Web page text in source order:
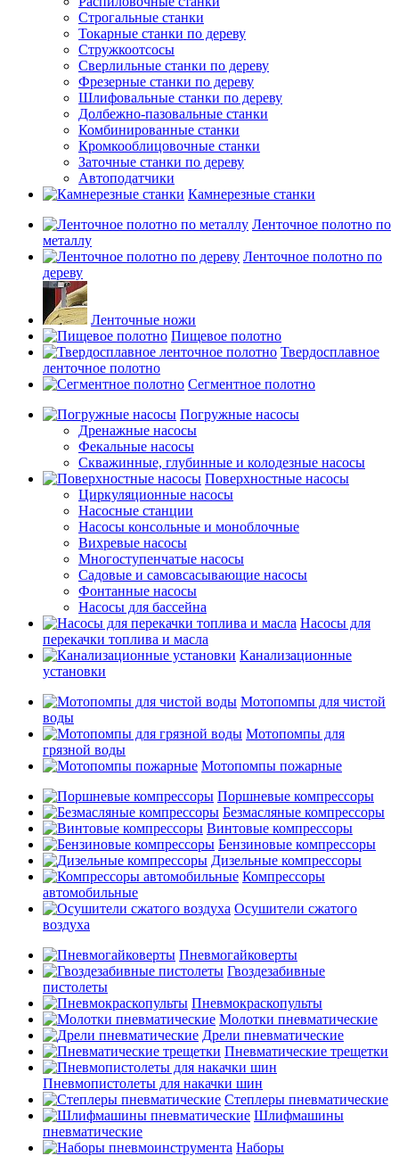
Строгальные станки
Токарные станки по дереву
Стружкоотсосы
Сверлильные станки по дереву
Фрезерные станки по дереву
Шлифовальные станки по дереву
Долбежно-пазовальные станки
Комбинированные станки
Кромкооблицовочные станки
Заточные станки по дереву
Автоподатчики
Камнерезные станки
Ленточное полотно по
металлу
Ленточное полотно по
дереву
Ленточные ножи
Пищевое полотно
Твердосплавное
ленточное полотно
Сегментное полотно
Погружные насосы
Дренажные насосы
Фекальные насосы
Скважинные, глубинные и колодезные насосы
Поверхностные насосы
Циркуляционные насосы
Насосные станции
Насосы консольные и моноблочные
Вихревые насосы
Многоступенчатые насосы
Садовые и самовсасывающие насосы
Фонтанные насосы
Насосы для бассейна
Насосы для
перекачки топлива и масла
Канализационные
установки
Мотопомпы для чистой
воды
Мотопомпы для
грязной воды
Мотопомпы пожарные
Поршневые компрессоры
Безмасляные компрессоры
Винтовые компрессоры
Бензиновые компрессоры
Дизельные компрессоры
Компрессоры
автомобильные
Осушители сжатого
воздуха
Пневмогайковерты
Гвоздезабивные
пистолеты
Пневмокраскопульты
Молотки пневматические
Дрели пневматические
Пневматические трещетки
Пневмопистолеты для накачки шин
Степлеры пневматические
Шлифмашины
пневматические
Наборы